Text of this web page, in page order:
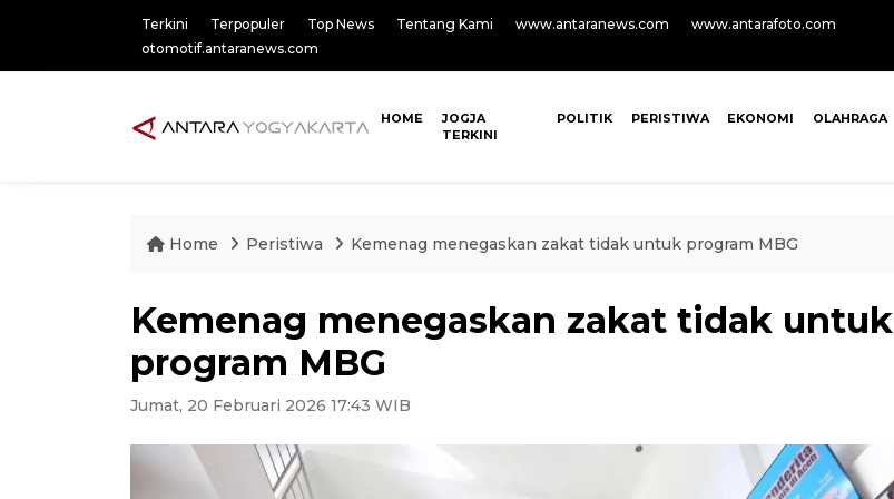
Terkini Terpopuler Top News Tentang Kami www.antaranews.com
www.antarafoto.com
otomotif.antaranews.com
HOME
JOGJA
TERKINI
POLITIK PERISTIWA EKONOMI OLAHRAGA
Home Peristiwa Kemenag menegaskan zakat tidak untuk program MBG
Kemenag menegaskan zakat tidak untuk
program MBG
Jumat, 20 Februari 2026 17:43 WIB